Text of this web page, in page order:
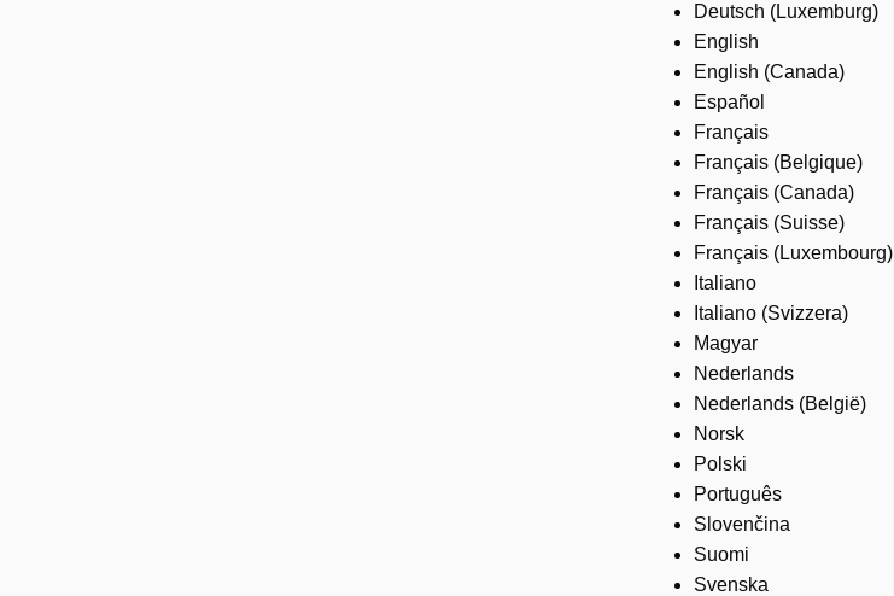
Deutsch (Luxemburg)
English
English (Canada)
Español
Français
Français (Belgique)
Français (Canada)
Français (Suisse)
Français (Luxembourg)
Italiano
Italiano (Svizzera)
Magyar
Nederlands
Nederlands (België)
Norsk
Polski
Português
Slovenčina
Suomi
Svenska